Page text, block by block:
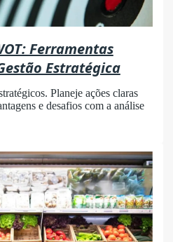
Ferramentas
Estratégica
Planeje ações claras
e desafios com a análise